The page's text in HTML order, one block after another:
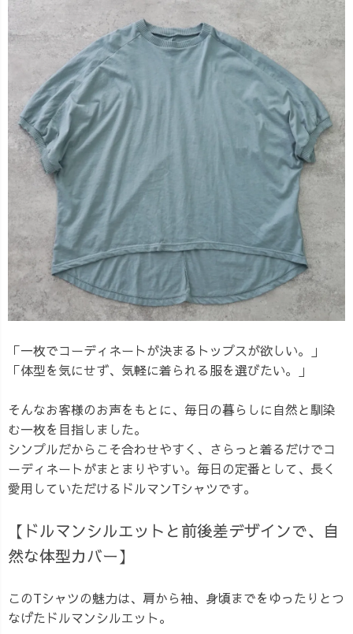
「一枚でコーディネートが決まるトップスが欲しい。」
「体型を気にせず、気軽に着られる服を選びたい。」
そんなお客様のお声をもとに、毎日の暮らしに自然と馴染
む一枚を目指しました。
シンプルだからこそ合わせやすく、さらっと着るだけでコ
ーディネートがまとまりやすい。毎日の定番として、長く
愛用していただけるドルマンTシャツです。
【ドルマンシルエットと前後差デザインで、自
然な体型カバー】
このTシャツの魅力は、肩から袖、身頃までをゆったりとつ
なげたドルマンシルエット。